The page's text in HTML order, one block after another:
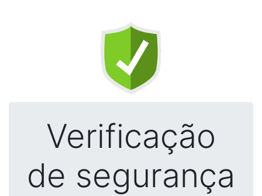
Verificação
de segurança